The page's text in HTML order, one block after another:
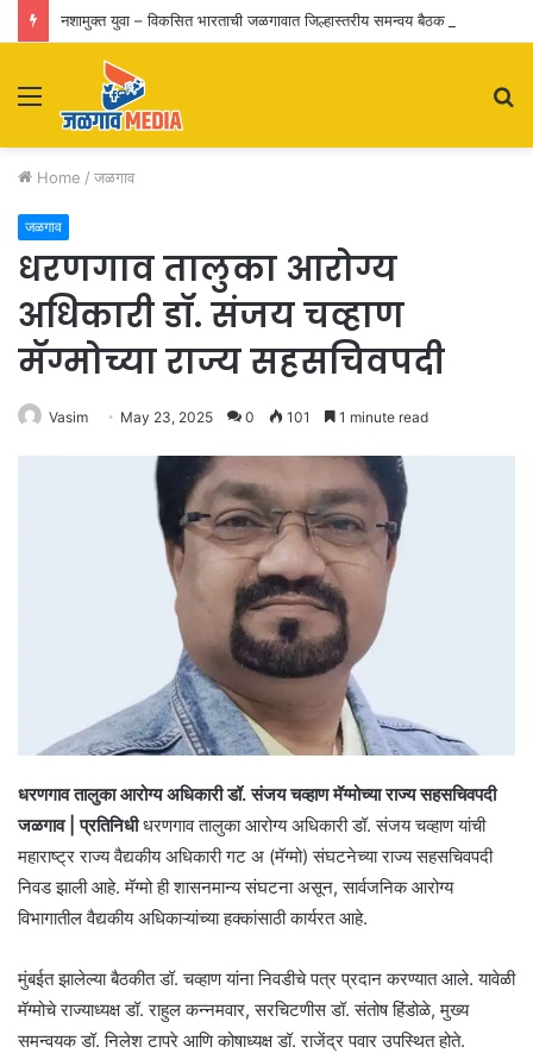
Menu
Home / जळगाव
जळगाव
धरणगाव तालुका आरोग्य
अधिकारी डॉ. संजय चव्हाण
मॅग्मोच्या राज्य सहसचिवपदी
Vasim May 23, 2025 0 101 1 minute read
धरणगाव तालुका आरोग्य अधिकारी डॉ. संजय चव्हाण मॅग्मोच्या राज्य सहसचिवपदी
जळगाव | प्रतिनिधीधरणगाव तालुका आरोग्य अधिकारी डॉ. संजय चव्हाण यांची
महाराष्ट्र राज्य वैद्यकीय अधिकारी गट अ (मॅग्मो) संघटनेच्या राज्य सहसचिवपदी
निवड झाली आहे. मॅग्मो ही शासनमान्य संघटना असून, सार्वजनिक आरोग्य
विभागातील वैद्यकीय अधिकाऱ्यांच्या हक्कांसाठी कार्यरत आहे.
मुंबईत झालेल्या बैठकीत डॉ. चव्हाण यांना निवडीचे पत्र प्रदान करण्यात आले. यावेळी
मॅग्मोचे राज्याध्यक्ष डॉ. राहुल कन्नमवार, सरचिटणीस डॉ. संतोष हिंडोळे, मुख्य
समन्वयक डॉ. निलेश टापरे आणि कोषाध्यक्ष डॉ. राजेंद्र पवार उपस्थित होते.